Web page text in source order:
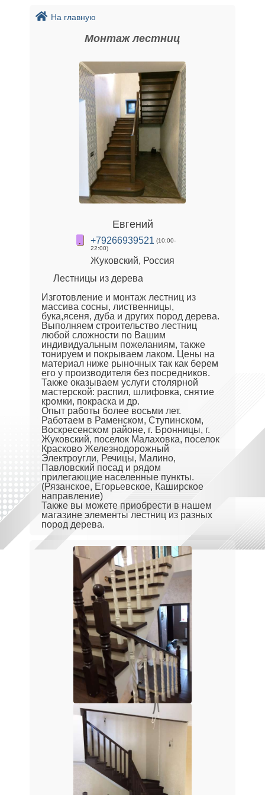
На главную
Монтаж лестниц
Евгений
+79266939521 (10:00-
22:00)
Жуковский, Россия
Лестницы из дерева
Изготовление и монтаж лестниц из
массива сосны, лиственницы,
бука,ясеня, дуба и других пород дерева.
Выполняем строительство лестниц
любой сложности по Вашим
индивидуальным пожеланиям, также
тонируем и покрываем лаком. Цены на
материал ниже рыночных так как берем
его у производителя без посредников.
Также оказываем услуги столярной
мастерской: распил, шлифовка, снятие
кромки, покраска и др.
Опыт работы более восьми лет.
Работаем в Раменском, Ступинском,
Воскресенском районе, г. Бронницы, г.
Жуковский, поселок Малаховка, поселок
Красково Железнодорожный
Электроугли, Речицы, Малино,
Павловский посад и рядом
прилегающие населенные пункты.
(Рязанское, Егорьевское, Каширское
направление)
Также вы можете приобрести в нашем
магазине элементы лестниц из разных
пород дерева.